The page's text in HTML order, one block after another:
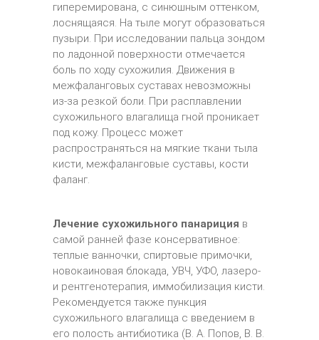
гиперемирована, с синюшным оттенком,
лоснящаяся. На тыле могут образоваться
пузыри. При исследовании пальца зондом
по ладонной поверхности отмечается
боль по ходу сухожилия. Движения в
межфаланговых суставах невозможны
из-за резкой боли. При расплавлении
сухожильного влагалища гной проникает
под кожу. Процесс может
распространяться на мягкие ткани тыла
кисти, межфаланговые суставы, кости
фаланг.
Лечение сухожильного панариция в
самой ранней фазе консервативное:
теплые ванночки, спиртовые примочки,
новокаиновая блокада, УВЧ, УФО, лазеро-
и рентгенотерапия, иммобилизация кисти.
Рекомендуется также пункция
сухожильного влагалища с введением в
его полость антибиотика (В. А. Попов, В. В.